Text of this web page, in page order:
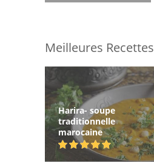
Meilleures Recettes
Harira- soupe
traditionnelle
marocaine